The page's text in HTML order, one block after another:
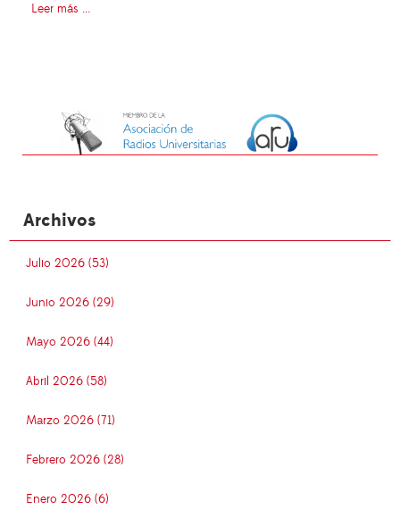
Leer más ...
Archivos
Julio 2026 (53)
Junio 2026 (29)
Mayo 2026 (44)
Abril 2026 (58)
Marzo 2026 (71)
Febrero 2026 (28)
Enero 2026 (6)